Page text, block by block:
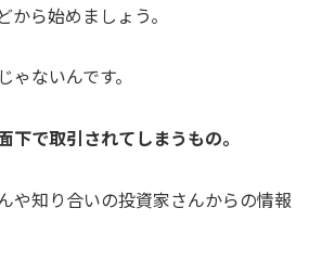
ら始めましょう。
ないんです。
下で取引されてしまうもの。
や知り合いの投資家さんからの情報